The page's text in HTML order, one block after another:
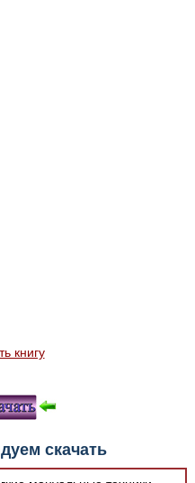
книгу
скачать